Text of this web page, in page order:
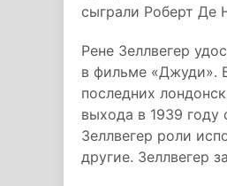
сыграли Роберт Де
Рене Зеллвегер
в фильме «Джуди».
последних
выхода в 1939
Зеллвегер роли
другие. Зеллвегер